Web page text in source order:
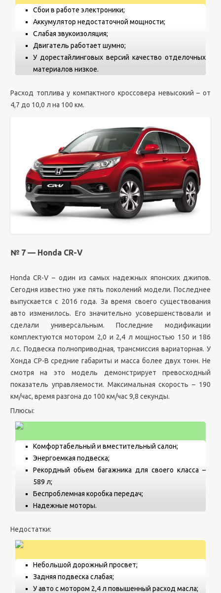
Сбои в работе электроники;
Аккумулятор недостаточной мощности;
Слабая звукоизоляция;
Двигатель работает шумно;
У дорестайлинговых версий качество отделочных
материалов низкое.
Расход топлива у компактного кроссовера невысокий – от
4,7 до 10,0 л на 100 км.
№ 7 — Honda CR-V
Honda CR-V – один из самых надежных японских джипов.
Сегодня известно уже пять поколений модели. Последнее
выпускается с 2016 года. За время своего существования
авто изменилось. Его значительно усовершенствовали и
сделали универсальным. Последние модификации
комплектуются мотором 2,0 и 2,4 л мощностью 150 и 186
л.с. Подвеска полноприводная, трансмиссия вариаторная. У
Хонда СР-В средние габариты и масса более двух тонн. Не
смотря на это модель демонстрирует превосходный
показатель управляемости. Максимальная скорость – 190
км/час, время разгона до 100 км/час 9,8 секунды.
Плюсы:
Комфортабельный и вместительный салон;
Энергоемкая подвеска;
Рекордный обьем багажника для своего класса –
589 л;
Беспроблемная коробка передач;
Надежные моторы.
Недостатки:
Небольшой дорожный просвет;
Задняя подвеска слабая;
У авто с мотором 2,4 л повышенный расход масла;